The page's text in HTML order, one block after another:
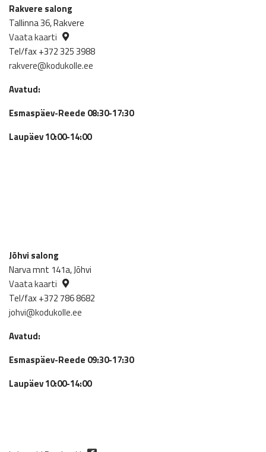
Rakvere salong
Tallinna 36, Rakvere
Vaata kaarti
Tel/fax +372 325 3988
rakvere@kodukolle.ee
Avatud:
Esmaspäev-Reede 08:30-17:30
Laupäev 10:00-14:00
Jõhvi salong
Narva mnt 141a, Jõhvi
Vaata kaarti
Tel/fax +372 786 8682
johvi@kodukolle.ee
Avatud:
Esmaspäev-Reede 09:30-17:30
Laupäev 10:00-14:00